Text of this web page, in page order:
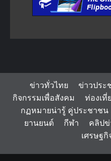
ข่าวทั่วไทย ข่าวประ
กิจกรรมเพื่อสังคม
ท่องเที่
กฏหมายน่ารู้ คู่ประชาชน
ยานยนต์
กีฬา คลิปข่
เศรษฐกิ